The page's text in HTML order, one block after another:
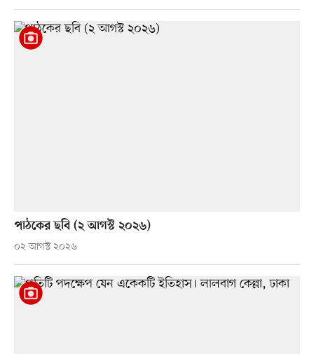
পাঠকের ছবি (২ আগস্ট ২০২৬)
০২ আগস্ট ২০২৬